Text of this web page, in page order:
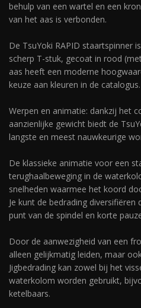
behulp van een wartel en een
van het aas is verbonden.
De TsuYoki RAPID staartspinner
scherp T-stuk, gecoat in rood
aas heeft een moderne
keuze aan kleuren in de catalogus.
Werpen en animatie: dankzij het
aanzienlijke gewicht biedt de
langste en meest nauwkeurige
De klassieke animatie voor een
terughaalbeweging in de
snelheden waarmee het koord
Je kunt de bedrading
punt van de spindel en korte
Door de aanwezigheid van een
alleen gelijkmatig leiden, maar
Jigbedrading kan zowel bij het
waterkolom worden gebruikt,
ketelbaars.